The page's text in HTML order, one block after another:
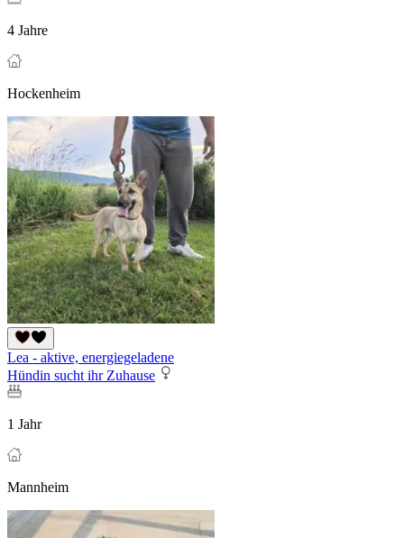
4 Jahre
Hockenheim
Lea - aktive, energiegeladene
Hündin sucht ihr Zuhause
1 Jahr
Mannheim